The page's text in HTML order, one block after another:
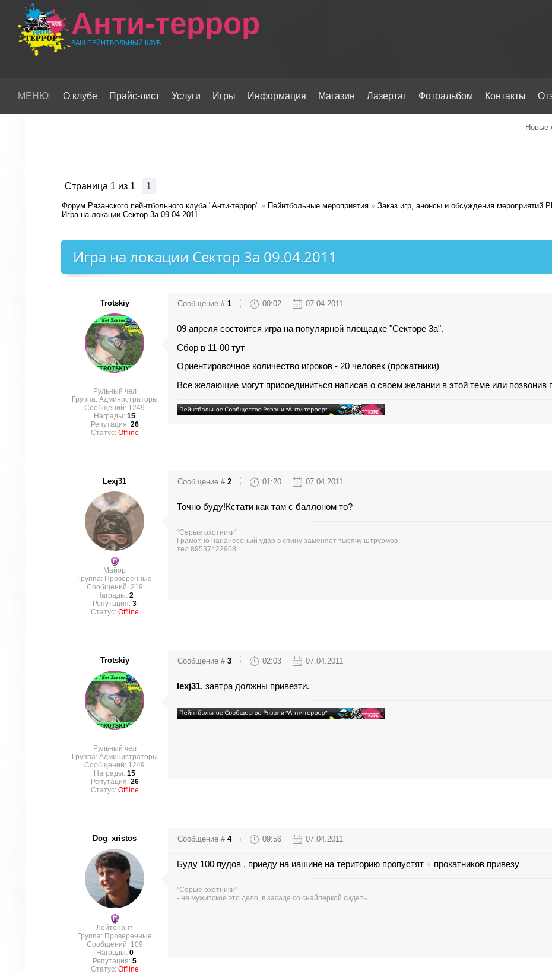
Анти-террор
ВАШ ПЕЙНТБОЛЬНЫЙ КЛУБ
МЕНЮ: О клубе Прайс-лист Услуги Игры Информация Магазин Лазертаг Фотоальбом Контакты
Новые
Страница 1 из 1 1
Форум Рязанского пейнтбольного клуба "Анти-террор" » Пейнтбольные мероприятия » Заказ игр, анонсы и обсуждения мероприятий
Игра на локации Сектор 3а 09.04.2011
Игра на локации Сектор 3а 09.04.2011
Trotskiy
Рульный чел
Группа: Администраторы
Сообщений: 1249
Награды: 15
Репутация: 26
Статус: Offline
Сообщение # 1 00:02 07.04.2011
09 апреля состоится игра на популярной площадке "Секторе 3а".
Сбор в 11-00 тут
Ориентировочное количество игроков - 20 человек (прокатники)
Все желающие могут присоединиться написав о своем желании в этой теме или позвонив
Lexj31
Майор
Группа: Проверенные
Сообщений: 219
Награды: 2
Репутация: 3
Статус: Offline
Сообщение # 2 01:20 07.04.2011
Точно буду!Кстати как там с баллоном то?
"Серые охотники"
Грамотно нананесеный удар в спину заменяет тысячу штрурмов
тел 89537422908
Trotskiy
Рульный чел
Группа: Администраторы
Сообщений: 1249
Награды: 15
Репутация: 26
Статус: Offline
Сообщение # 3 02:03 07.04.2011
lexj31, завтра должны привезти.
Dog_xristos
Лейтенант
Группа: Проверенные
Сообщений: 109
Награды: 0
Репутация: 5
Статус: Offline
Сообщение # 4 09:56 07.04.2011
Буду 100 пудов , приеду на иашине на територию пропустят + прокатников привезу
"Серые охотники"
- не мужитское это дело, в засаде со снайперкой сидеть